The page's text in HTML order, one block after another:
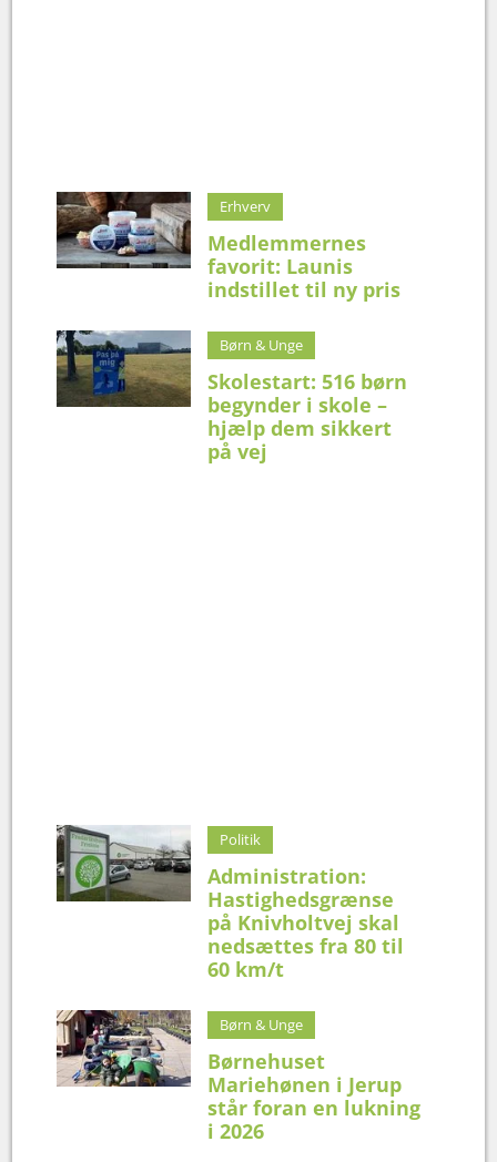
Erhverv
Medlemmernes
favorit: Launis
indstillet til ny pris
Børn & Unge
Skolestart: 516 børn
begynder i skole –
hjælp dem sikkert
på vej
Politik
Administration:
Hastighedsgrænse
på Knivholtvej skal
nedsættes fra 80 til
60 km/t
Børn & Unge
Børnehuset
Mariehønen i Jerup
står foran en lukning
i 2026